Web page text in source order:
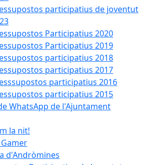
participatius de joventut
Participatius 2020
Participatius 2019
participatius 2018
participatius 2017
participatius 2016
participatius 2015
WhatsApp de l'Ajuntament
la nit!
d'Andròmines